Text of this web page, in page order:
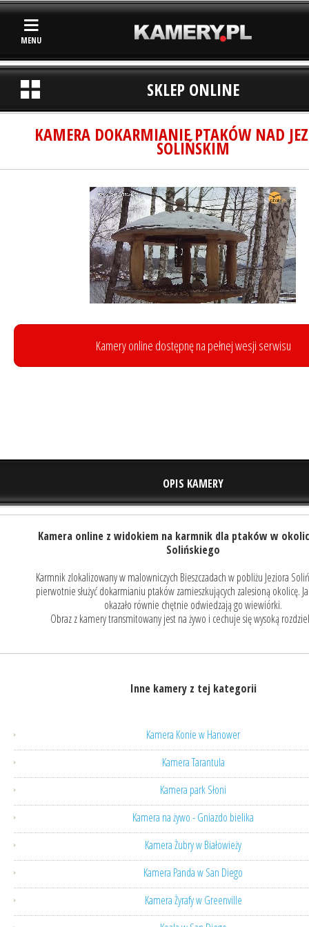
MENU
SKLEP ONLINE
KAMERA DOKARMIANIE PTAKÓW NAD
SOLIŃSKIM
Kamery online dostępnę na pełnej wesji serwisu
OPIS KAMERY
Kamera online z widokiem na karmnik dla ptaków w
Solińskiego
Karmnik zlokalizowany w malowniczych Bieszczadach w pobliżu Jeziora
pierwotnie służyć dokarmianiu ptaków zamieszkujących zalesioną okolicę.
okazało równie chętnie odwiedzają go wiewiórki.
Obraz z kamery transmitowany jest na żywo i cechuje się wysoką
Inne kamery z tej kategorii
Kamera Konie w Hanower
Kamera Tarantula
Kamera park Słoni
Kamera na żywo - Gniazdo bielika
Kamera Żubry w Białowieży
Kamera Panda w San Diego
Kamera Żyrafy w Greenville